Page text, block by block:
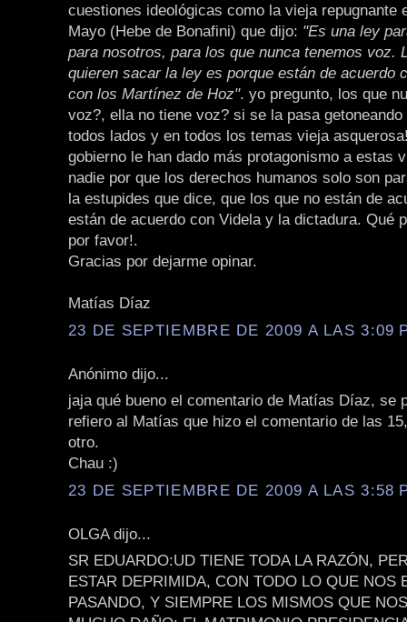
cuestiones ideológicas como la vieja repugnante
Mayo (Hebe de Bonafini) que dijo: "Es una ley
para nosotros, para los que nunca tenemos voz.
quieren sacar la ley es porque están de acuerdo
con los Martínez de Hoz". yo pregunto, los que
voz?, ella no tiene voz? si se la pasa
todos lados y en todos los temas vieja
gobierno le han dado más protagonismo a estas
nadie por que los derechos humanos solo son
la estupides que dice, que los que no están de
están de acuerdo con Videla y la dictadura. Qué
por favor!.
Gracias por dejarme opinar.
Matías Díaz
23 DE SEPTIEMBRE DE 2009 A LAS 3:09
Anónimo dijo...
jaja qué bueno el comentario de Matías Díaz, se
refiero al Matías que hizo el comentario de las
otro.
Chau :)
23 DE SEPTIEMBRE DE 2009 A LAS 3:58
OLGA dijo...
SR EDUARDO:UD TIENE TODA LA RAZÓN,
ESTAR DEPRIMIDA, CON TODO LO QUE NOS
PASANDO, Y SIEMPRE LOS MISMOS QUE